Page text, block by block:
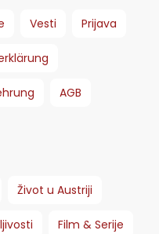
Vesti Prijava
AGB
Život u Austriji
Film & Serije